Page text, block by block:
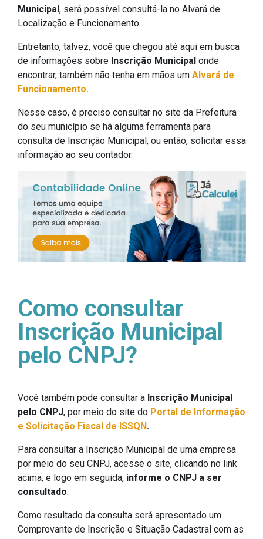
Municipal, será possível consultá-la no Alvará de
Localização e Funcionamento.
Entretanto, talvez, você que chegou até aqui em busca
de informações sobre Inscrição Municipal onde
encontrar, também não tenha em mãos um Alvará de
Funcionamento.
Nesse caso, é preciso consultar no site da Prefeitura
do seu município se há alguma ferramenta para
consulta de Inscrição Municipal, ou então, solicitar essa
informação ao seu contador.
Como consultar
Inscrição Municipal
pelo CNPJ?
Você também pode consultar a Inscrição Municipal
pelo CNPJ, por meio do site do Portal de Informação
e Solicitação Fiscal de ISSQN.
Para consultar a Inscrição Municipal de uma empresa
por meio do seu CNPJ, acesse o site, clicando no link
acima, e logo em seguida, informe o CNPJ a ser
consultado.
Como resultado da consulta será apresentado um
Comprovante de Inscrição e Situação Cadastral com as